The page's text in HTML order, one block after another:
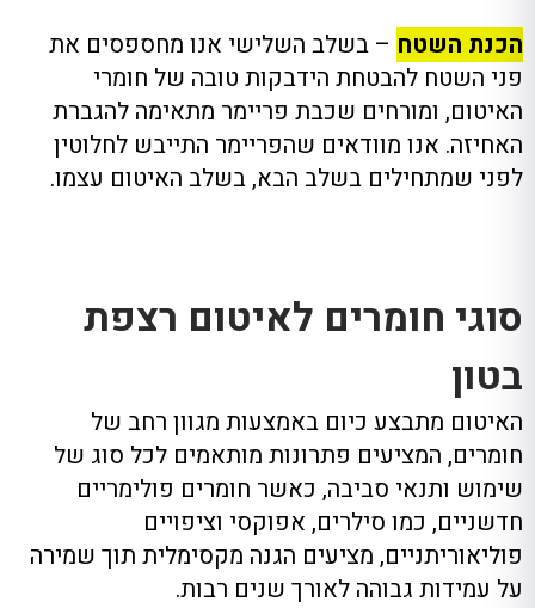
הכנת השטח – בשלב השלישי אנו מחספסים את
פני השטח להבטחת הידבקות טובה של חומרי
האיטום, ומורחים שכבת פריימר מתאימה להגברת
האחיזה. אנו מוודאים שהפריימר התייבש לחלוטין
לפני שמתחילים בשלב הבא, בשלב האיטום עצמו.
סוגי חומרים לאיטום רצפת
בטון
האיטום מתבצע כיום באמצעות מגוון רחב של
חומרים, המציעים פתרונות מותאמים לכל סוג של
שימוש ותנאי סביבה, כאשר חומרים פולימריים
חדשניים, כמו סילרים, אפוקסי וציפויים
פוליאוריתניים, מציעים הגנה מקסימלית תוך שמירה
על עמידות גבוהה לאורך שנים רבות.